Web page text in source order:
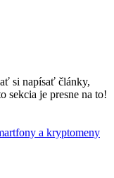
si napísať články,
sekcia je presne na to!
a kryptomeny